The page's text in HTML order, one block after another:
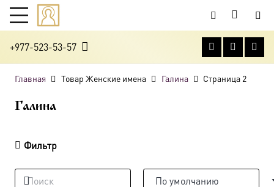
+977-523-53-57
Главная Товар Женские имена Галина Страница 2
Галина
Фильтр